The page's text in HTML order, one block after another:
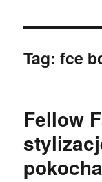
Tag:fce
Fellow